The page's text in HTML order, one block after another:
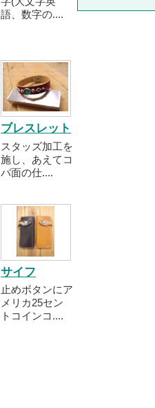
語、数字の....
ブレスレット
スタッズ加工を
施し、あえてコ
バ面の仕....
サイフ
止めボタンにア
メリカ25セン
トコインコ....